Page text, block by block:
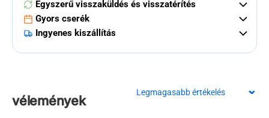
Egyszerű visszaküldés és visszatérítés
Gyors cserék
Ingyenes kiszállítás
vélemények Sort by